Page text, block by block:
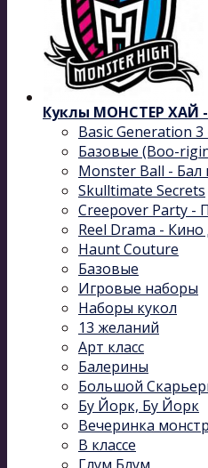
Куклы МОНСТЕР ХАЙ -
Basic Generation
Базовые (Boo-
Monster Ball - Бал
Skulltimate Secrets
Creepover Party -
Reel Drama -
Haunt Couture
Базовые
Игровые наборы
Наборы кукол
13 желаний
Арт класс
Балерины
Большой
Бу Йорк, Бу Йорк
Вечеринка
В классе